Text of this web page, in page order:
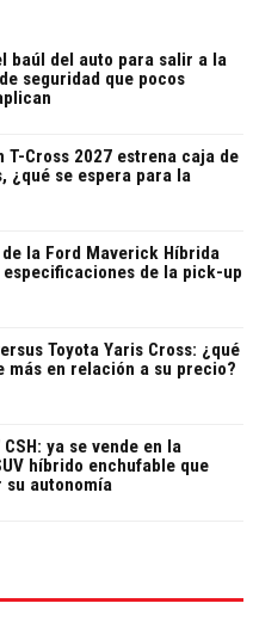
baúl del auto para salir a la
seguridad que pocos
T-Cross 2027 estrena caja de
¿qué se espera para la
la Ford Maverick Híbrida
de la pick-up
Toyota Yaris Cross: ¿qué
más en relación a su precio?
ya se vende en la
híbrido enchufable que
su autonomía